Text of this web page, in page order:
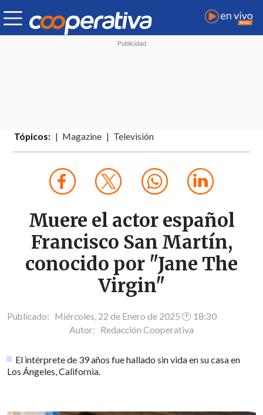
Tópicos: Magazine Televisión
Muere el actor español
Francisco San Martín,
conocido por "Jane The
Virgin"
Publicado: Miércoles, 22 de Enero de 2025 🕐 18:30
Autor: Redacción Cooperativa
El intérprete de 39 años fue hallado sin vida en su casa en
Los Ángeles, California.